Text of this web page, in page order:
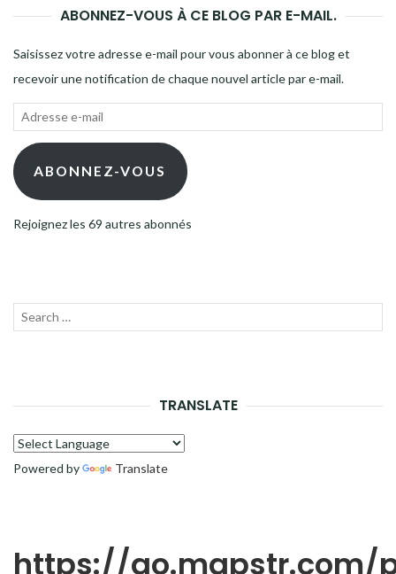
ABONNEZ-VOUS À CE BLOG PAR E-MAIL.
Saisissez votre adresse e-mail pour vous abonner à ce blog et
recevoir une notification de chaque nouvel article par e-mail.
Adresse
mail ABONNEZ-VOUS
Rejoignez les 69 autres abonnés
Recherche
TRANSLATE
Powered by Translate
https://go.mapstr.com/